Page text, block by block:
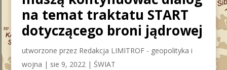
na temat traktatu START
dotyczącego broni jądrowej
utworzone przez Redakcja LIMITROF - geopolityka i
wojna | sie 9, 2022| ŚWIAT